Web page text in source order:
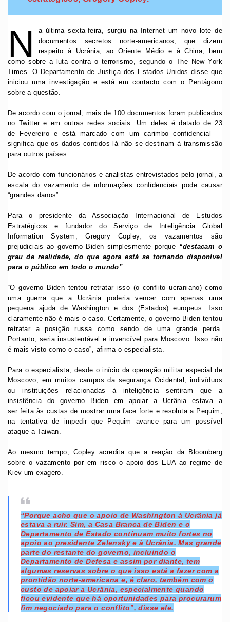
N
a última sexta-feira, surgiu na Internet um novo lote de
documentos secretos norte-americanos, que dizem
respeito à Ucrânia, ao Oriente Médio e à China, bem
como sobre a luta contra o terrorismo, segundo o The New York
Times. O Departamento de Justiça dos Estados Unidos disse que
iniciou uma investigação e está em contacto com o Pentágono
sobre a questão.
De acordo com o jornal, mais de 100 documentos foram publicados
no Twitter e em outras redes sociais. Um deles é datado de 23
de Fevereiro e está marcado com um carimbo confidencial —
significa que os dados contidos lá não se destinam à transmissão
para outros países.
De acordo com funcionários e analistas entrevistados pelo jornal, a
escala do vazamento de informações confidenciais pode causar
“grandes danos”.
Para o presidente da Associação Internacional de Estudos
Estratégicos e fundador do Serviço de Inteligência Global
Information System, Gregory Copley, os vazamentos são
prejudiciais ao governo Biden simplesmente porque “destacam o
grau de realidade, do que agora está se tornando disponível
para o público em todo o mundo”.
“O governo Biden tentou retratar isso (o conflito ucraniano) como
uma guerra que a Ucrânia poderia vencer com apenas uma
pequena ajuda de Washington e dos (Estados) europeus. Isso
claramente não é mais o caso. Certamente, o governo Biden tentou
retratar a posição russa como sendo de uma grande perda.
Portanto, seria insustentável e invencível para Moscovo. Isso não
é mais visto como o caso”, afirma o especialista.
Para o especialista, desde o início da operação militar especial de
Moscovo, em muitos campos da segurança Ocidental, indivíduos
ou instituições relacionadas à inteligência sentiram que a
insistência do governo Biden em apoiar a Ucrânia estava a
ser feita às custas de mostrar uma face forte e resoluta a Pequim,
na tentativa de impedir que Pequim avance para um possível
ataque a Taiwan.
Ao mesmo tempo, Copley acredita que a reação da Bloomberg
sobre o vazamento por em risco o apoio dos EUA ao regime de
Kiev um exagero.
“Porque acho que o apoio de Washington à Ucrânia já
estava a ruir. Sim, a Casa Branca de Biden e o
Departamento de Estado continuam muito fortes no
apoio ao presidente Zelensky e à Ucrânia. Mas grande
parte do restante do governo, incluindo o
Departamento de Defesa e assim por diante, tem
algumas reservas sobre o que isso está a fazer com a
prontidão norte-americana e, é claro, também com o
custo de apoiar a Ucrânia, especialmente quando
ficou evidente que há oportunidades para procurarum
fim negociado para o conflito”, disse ele.